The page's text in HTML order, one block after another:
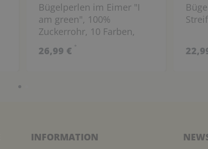
Bügelperlen im Eimer "I
am green", 100%
Zuckerrohr, 10 Farben,
20.000 Stück
26,99 € *
INFORMATION